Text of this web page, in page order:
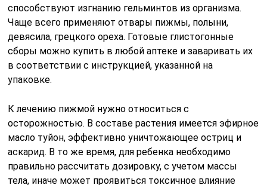
способствуют изгнанию гельминтов из организма.
Чаще всего применяют отвары пижмы, полыни,
девясила, грецкого ореха. Готовые глистогонные
сборы можно купить в любой аптеке и заваривать их
в соответствии с инструкцией, указанной на
упаковке.
К лечению пижмой нужно относиться с
осторожностью. В составе растения имеется эфирное
масло туйон, эффективно уничтожающее остриц и
аскарид. В то же время, для ребенка необходимо
правильно рассчитать дозировку, с учетом массы
тела, иначе может проявиться токсичное влияние